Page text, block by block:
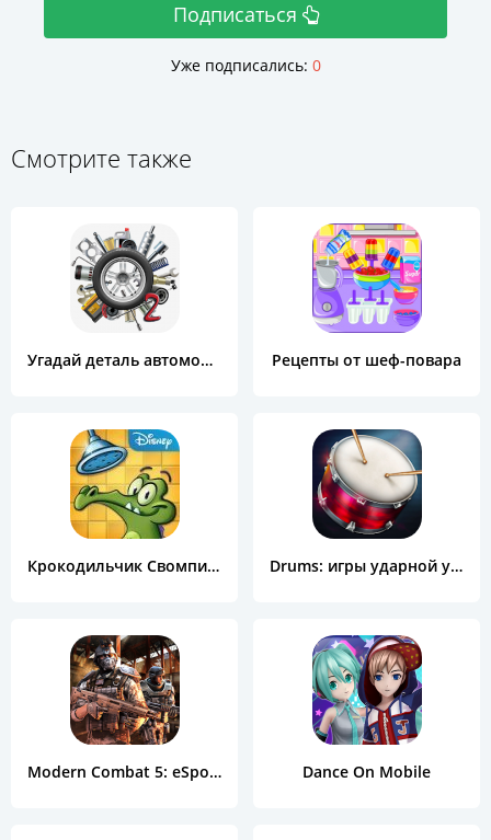
Подписаться
Уже подписались: 0
Смотрите также
Угадай деталь автомобиля 2 Рецепты от шеф-повара
Крокодильчик Свомпи Free Drums: игры ударной установкой
Modern Combat 5: eSports FPS Dance On Mobile